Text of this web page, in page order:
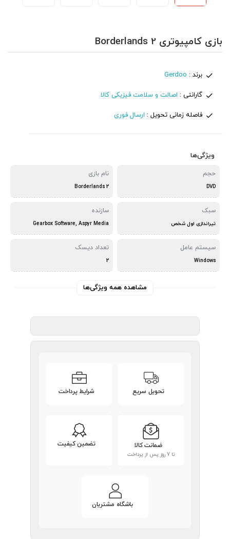
بازی کامپیوتری Borderlands 2
برند : Gerdoo
گارانتی : اصالت و سلامت فیزیکی کالا
فاصله زمانی تحویل : ارسال فوری
ویژگی‌ها
حجم
DVD
نام بازی
Borderlands 2
سبک
تیراندازی اول شخص
سازنده
Gearbox Software, Aspyr Media
سیستم عامل
Windows
تعداد دیسک
2
مشاهده همه ویژگی‌ها
تحویل سریع شرایط پرداخت
ضمانت کالا
تا 7 روز پس از پرداخت
تضمین کیفیت
باشگاه مشتریان